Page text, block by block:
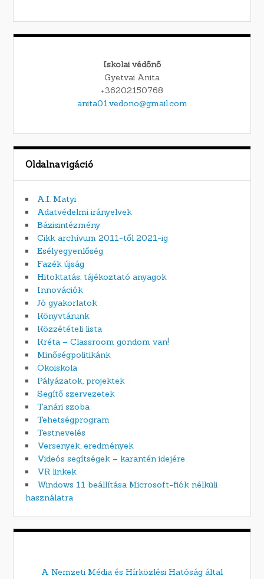
Iskolai védőnő
Gyetvai Anita
+36202150768
anita01.vedono@gmail.com
Oldalnavigáció
A.I. Matyi
Adatvédelmi irányelvek
Bázisintézmény
Cikk archívum 2011-től 2021-ig
Esélyegyenlőség
Fazék újság
Hitoktatás, tájékoztató anyagok
Innovációk
Jó gyakorlatok
Könyvtárunk
Közzétételi lista
Kréta – Classroom gondom van!
Minőségpolitikánk
Ökoiskola
Pályázatok, projektek
Segítő szervezetek
Tanári szoba
Tehetségprogram
Testnevelés
Versenyek, eredmények
Videós segítségek – karantén idejére
VR linkek
Windows 11 beállítása Microsoft-fiók nélküli
használatra
A Nemzeti Média és Hírközlési Hatóság által